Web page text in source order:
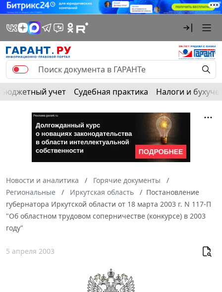
Бюджетный учет Судебная практика Налоги и
Новости и аналитика
Горячие документы
Региональные
Иркутская область
Постановление
губернатора Иркутской области от 18 марта 2003 г. N 117-П
"Об областном трудовом соперничестве (конкурсе) в 2003
году"
5 апреля 2003